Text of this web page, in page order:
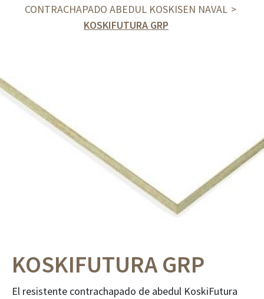
CONTRACHAPADO ABEDUL KOSKISEN NAVAL
KOSKIFUTURA GRP
KOSKIFUTURA GRP
El resistente contrachapado de abedul KoskiFutura